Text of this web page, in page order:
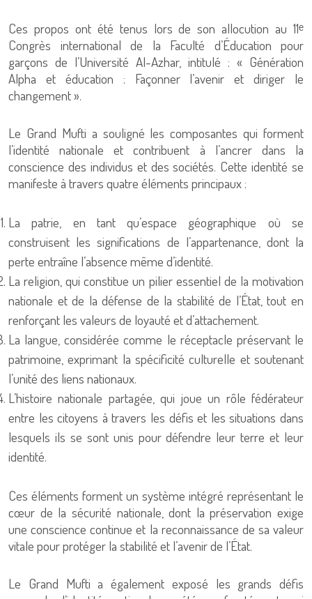
Ces propos ont été tenus lors de son allocution au 11ᵉ
Congrès international de la Faculté d’Éducation pour
garçons de l’Université Al-Azhar, intitulé : « Génération
Alpha et éducation : Façonner l’avenir et diriger le
changement ».
Le Grand Mufti a souligné les composantes qui forment
l’identité nationale et contribuent à l’ancrer dans la
conscience des individus et des sociétés. Cette identité se
manifeste à travers quatre éléments principaux :
La patrie, en tant qu’espace géographique où se
construisent les significations de l’appartenance, dont la
perte entraîne l’absence même d’identité.
La religion, qui constitue un pilier essentiel de la motivation
nationale et de la défense de la stabilité de l’État, tout en
renforçant les valeurs de loyauté et d’attachement.
La langue, considérée comme le réceptacle préservant le
patrimoine, exprimant la spécificité culturelle et soutenant
l’unité des liens nationaux.
L’histoire nationale partagée, qui joue un rôle fédérateur
entre les citoyens à travers les défis et les situations dans
lesquels ils se sont unis pour défendre leur terre et leur
identité.
Ces éléments forment un système intégré représentant le
cœur de la sécurité nationale, dont la préservation exige
une conscience continue et la reconnaissance de sa valeur
vitale pour protéger la stabilité et l’avenir de l’État.
Le Grand Mufti a également exposé les grands défis